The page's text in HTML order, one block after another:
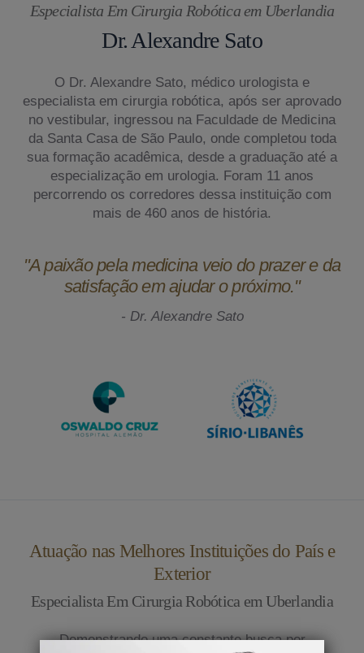
Especialista Em Cirurgia Robótica em Uberlandia
Dr. Alexandre Sato
O Dr. Alexandre Sato, médico urologista e
especialista em cirurgia robótica, após ser aprovado
no vestibular, ingressou na Faculdade de Medicina
da Santa Casa de São Paulo, onde completou toda
sua formação acadêmica, desde a graduação até a
especialização em urologia. Foram 11 anos
percorrendo os corredores dessa instituição com
mais de 460 anos de história.
"A paixão pela medicina veio do prazer e da
satisfação em ajudar o próximo."
- Dr. Alexandre Sato
Atuação nas Melhores Instituições do País e
Exterior
Especialista Em Cirurgia Robótica em Uberlandia
Demonstrando uma constante busca por